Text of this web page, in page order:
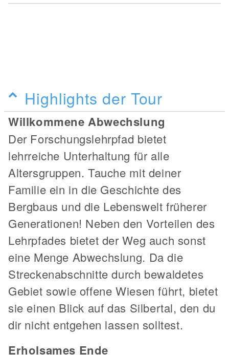
Highlights der Tour
Willkommene Abwechslung
Der Forschungslehrpfad bietet
lehrreiche Unterhaltung für alle
Altersgruppen. Tauche mit deiner
Familie ein in die Geschichte des
Bergbaus und die Lebenswelt früherer
Generationen! Neben den Vorteilen des
Lehrpfades bietet der Weg auch sonst
eine Menge Abwechslung. Da die
Streckenabschnitte durch bewaldetes
Gebiet sowie offene Wiesen führt, bietet
sie einen Blick auf das Silbertal, den du
dir nicht entgehen lassen solltest.
Erholsames Ende